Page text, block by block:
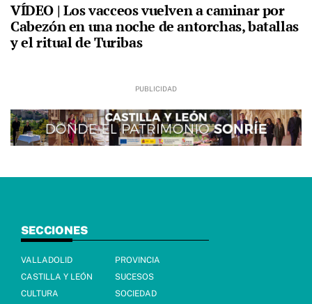
VÍDEO | Los vacceos vuelven a caminar por
Cabezón en una noche de antorchas, batallas
y el ritual de Turibas
SECCIONES
VALLADOLID
PROVINCIA
CASTILLA Y LEÓN
SUCESOS
CULTURA
SOCIEDAD